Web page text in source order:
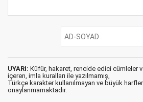
UYARI: Küfür, hakaret, rencide edici cümleler
içeren, imla kuralları ile yazılmamış,
Türkçe karakter kullanılmayan ve büyük
onaylanmamaktadır.